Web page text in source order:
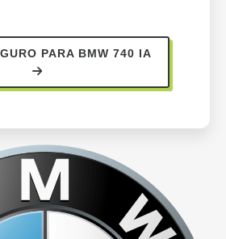
PARA BMW 740 IA